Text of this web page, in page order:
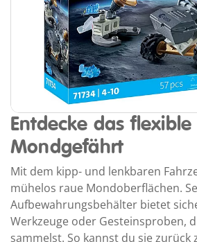
Entdecke das flexible
Mondgefährt
Mit dem kipp- und lenkbaren
mühelos raue Mondoberflächen.
Aufbewahrungsbehälter bietet
Werkzeuge oder Gesteinsproben,
sammelst. So kannst du sie zurück